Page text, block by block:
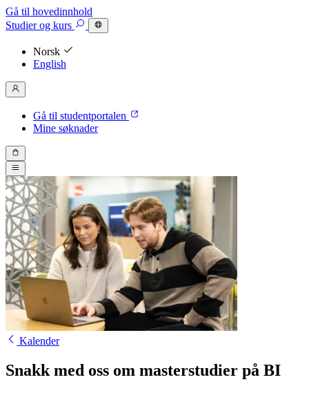
Gå til hovedinnhold
Studierog kurs
Norsk
English
Gå til studentportalen
Mine søknader
Kalender
Snakk med oss om masterstudier på BI